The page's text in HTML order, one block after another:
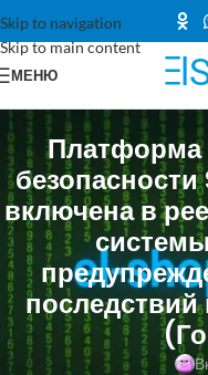
Skip to navigation
Skip to main content
МЕНЮ
включена в